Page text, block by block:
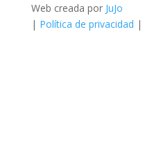
Web creada por JuJo
| Política de privacidad |